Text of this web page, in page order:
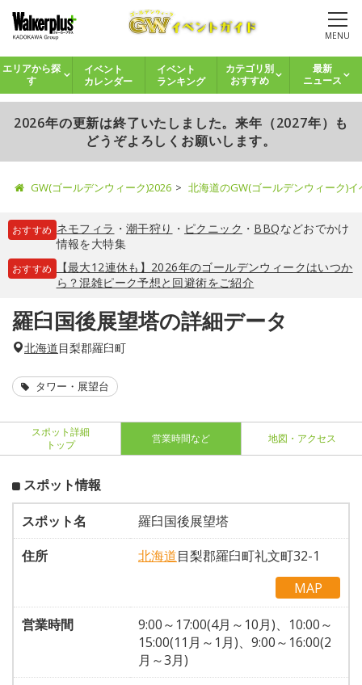
MENU
エリアから探
す
イベント
カレンダー
イベント
ランキング
カテゴリ別
おすすめ
最新
ニュース
2026年の更新は終了いたしました。来年（2027年）も
どうぞよろしくお願いします。
GW(ゴールデンウィーク)2026 北海道のGW(ゴールデンウィーク)
おすすめ ネモフィラ ・ 潮干狩り ・ ピクニック ・ BBQなどおでかけ
情報を大特集
おすすめ
【最大12連休も】2026年のゴールデンウィークはいつか
ら？混雑ピーク予想と回避術をご紹介
羅臼国後展望塔の詳細データ
北海道目梨郡羅臼町
タワー・展望台
スポット詳細
トップ
営業時間など 地図・アクセス
スポット情報
スポット名
羅臼国後展望塔
住所
北海道目梨郡羅臼町礼文町32-1
MAP
営業時間
9:00～17:00(4月～10月)、10:00～
15:00(11月～1月)、9:00～16:00(2
月～3月)